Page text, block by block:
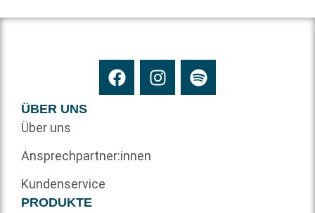
ÜBER UNS
Über uns
Ansprechpartner:innen
Kundenservice
PRODUKTE